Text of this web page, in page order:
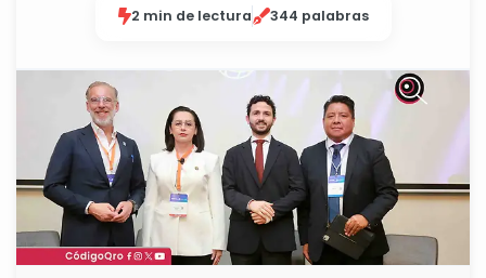
2 min de lectura 344 palabras